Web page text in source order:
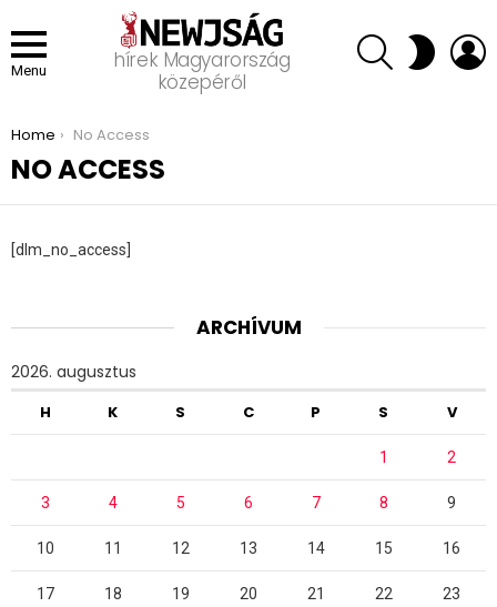
Menu
hírek Magyarország
közepéről
SEARCH SWITCH
SKIN
You are here:
Home No Access
NO ACCESS
[dlm_no_access]
ARCHÍVUM
2026. augusztus
H K S C P S V
1 2
3 4 5 6 7 8 9
10 11 12 13 14 15 16
17 18 19 20 21 22 23